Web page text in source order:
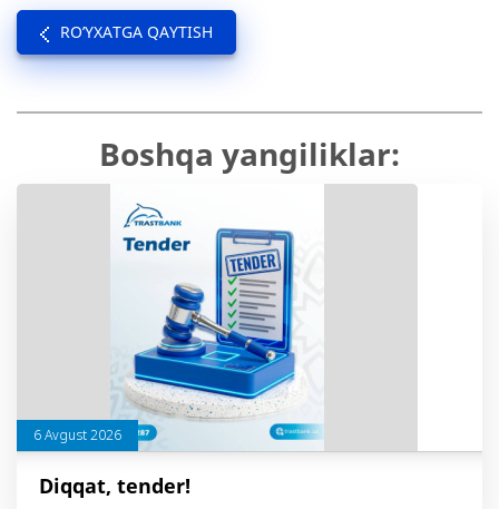
RO’YXATGA QAYTISH
Boshqa yangiliklar:
6 Avgust 2026
Diqqat, tender!